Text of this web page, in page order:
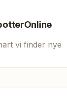
vi finder nye